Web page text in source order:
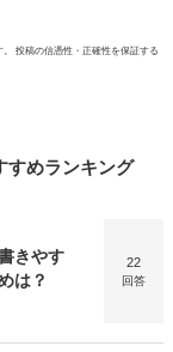
投稿の信憑性・正確性を保証する
すめランキング
きやす
は？
22
回答